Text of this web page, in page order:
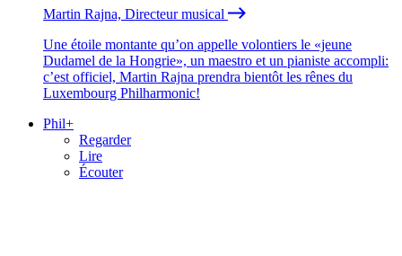
Martin Rajna, Directeur musical
Une étoile montante qu’on appelle volontiers le «jeune
Dudamel de la Hongrie», un maestro et un pianiste accompli:
c’est officiel, Martin Rajna prendra bientôt les rênes du
Luxembourg Philharmonic!
Phil+
Regarder
Lire
Écouter